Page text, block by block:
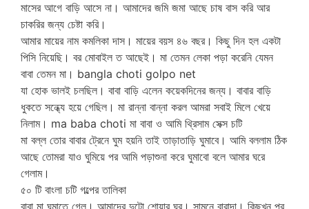
মাসের আগে বাড়ি আসে না। আমাদের জমি জমা আছে চাষ বাস করি আর
চাকরির জন্য চেষ্টা করি।
আমার মায়ের নাম কমলিকা দাস। মায়ের বয়স ৪৬ বছর। কিছু দিন হল একটা
পিসি নিয়েছি। বর মোবাইল ত আছেই। মা তেমন লেকা পড়া করেনি যেমন
বাবা তেমন মা। bangla choti golpo net
যা হোক ভালই চলছিল। বাবা বাড়ি এলেন কয়েকদিনের জন্য। বাবার বাড়ি
ধুকতে সন্ধ্যে হয়ে গেছিল। মা রান্না বান্না করল আমরা সবাই মিলে খেয়ে
নিলাম। ma baba choti মা বাবা ও আমি থ্রিসাম সেক্স চটি
মা বল্ল তোর বাবার ট্রেনে ঘুম হয়নি তাই তাড়াতাড়ি ঘুমাবে। আমি বললাম ঠিক
আছে তোমরা যাও ঘুমিয়ে পর আমি পড়াশুনা করে ঘুমাবো বলে আমার ঘরে
গেলাম।
৫০ টি বাংলা চটি গল্পের তালিকা